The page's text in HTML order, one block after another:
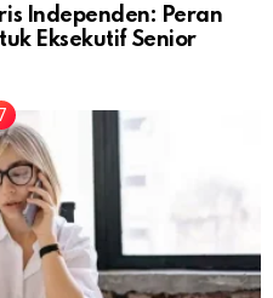
Independen: Peran
Eksekutif Senior